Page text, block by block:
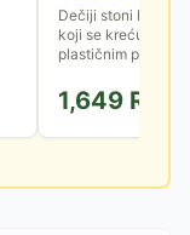
Dečiji stoni hokej
koji se kreću po
plastičnim
1,649 RSD